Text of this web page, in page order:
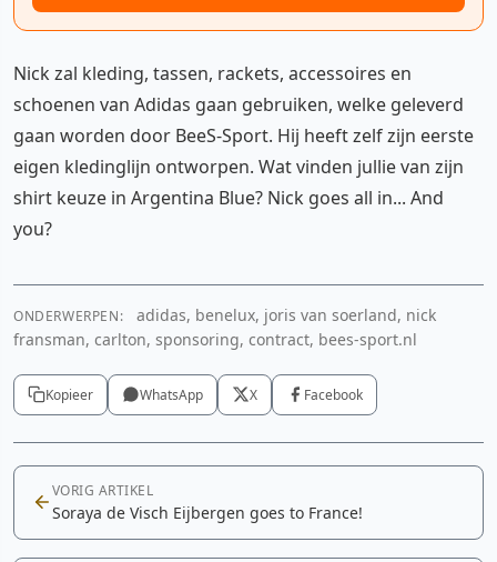
Nick zal kleding, tassen, rackets, accessoires en
schoenen van Adidas gaan gebruiken, welke geleverd
gaan worden door BeeS-Sport. Hij heeft zelf zijn eerste
eigen kledinglijn ontworpen. Wat vinden jullie van zijn
shirt keuze in Argentina Blue? Nick goes all in... And
you?
ONDERWERPEN:
adidas, benelux, joris van soerland, nick
fransman, carlton, sponsoring, contract, bees-sport.nl
Kopieer WhatsApp X Facebook
VORIG ARTIKEL
Soraya de Visch Eijbergen goes to France!